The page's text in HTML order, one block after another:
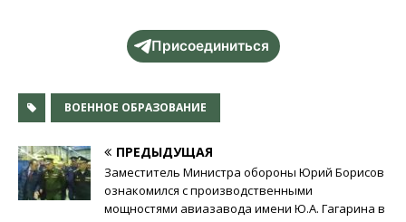
Присоединиться
ВОЕННОЕ ОБРАЗОВАНИЕ
ПРЕДЫДУЩАЯ
Заместитель Министра обороны Юрий Борисов
ознакомился с производственными
мощностями авиазавода имени Ю.А. Гагарина в